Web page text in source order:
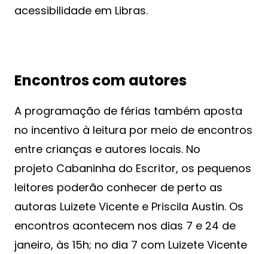
acessibilidade em Libras.
Encontros com autores
A programação de férias também aposta
no incentivo à leitura por meio de encontros
entre crianças e autores locais. No
projeto Cabaninha do Escritor, os pequenos
leitores poderão conhecer de perto as
autoras Luizete Vicente e Priscila Austin. Os
encontros acontecem nos dias 7 e 24 de
janeiro, às 15h; no dia 7 com Luizete Vicente